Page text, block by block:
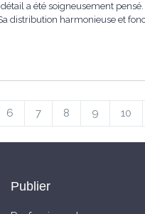
a été soigneusement
distribution harmonieuse et
6 7 8 9 10
Publier